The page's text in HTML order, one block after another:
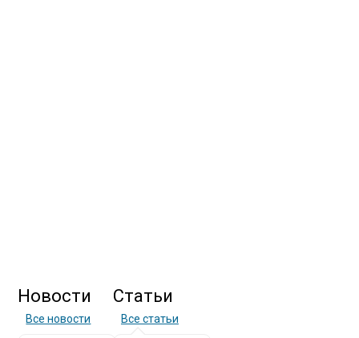
Новости
Все новости
Статьи
Все статьи